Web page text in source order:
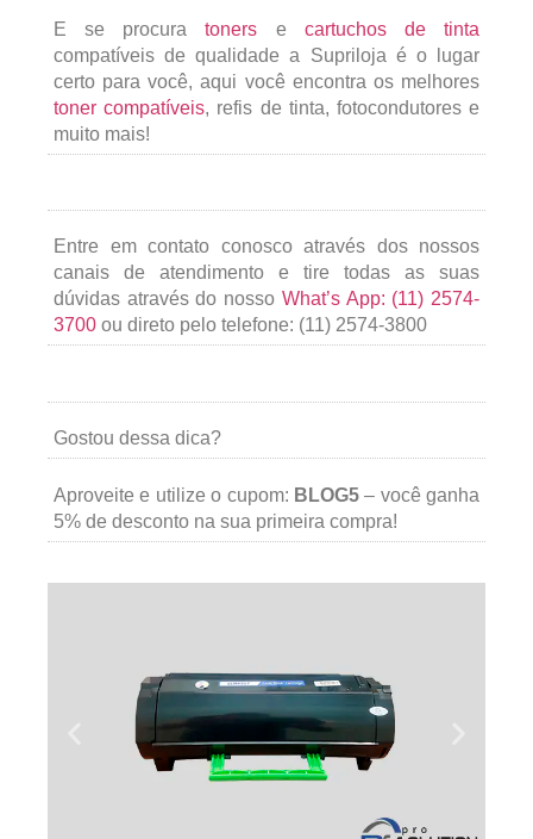
E se procuratoners e cartuchos de tinta
compatíveis de qualidade a Supriloja é o lugar
certo para você, aqui você encontra os melhores
toner compatíveis, refis de tinta, fotocondutores e
muito mais!
Entre em contato conosco através dos nossos
canais de atendimento e tire todas as suas
dúvidas através do nosso What’s App: (11) 2574-
3700 ou direto pelo telefone: (11) 2574-3800
Gostou dessa dica?
Aproveite e utilize o cupom: BLOG5– você ganha
5% de desconto na sua primeira compra!